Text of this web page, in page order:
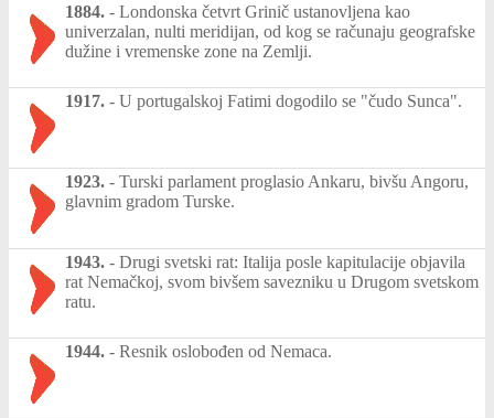
1884. - Londonska četvrt Grinič ustanovljena kao
univerzalan, nulti meridijan, od kog se računaju geografske
dužine i vremenske zone na Zemlji.
1917. - U portugalskoj Fatimi dogodilo se "čudo Sunca".
1923. - Turski parlament proglasio Ankaru, bivšu Angoru,
glavnim gradom Turske.
1943. - Drugi svetski rat: Italija posle kapitulacije objavila
rat Nemačkoj, svom bivšem savezniku u Drugom svetskom
ratu.
1944. - Resnik oslobođen od Nemaca.